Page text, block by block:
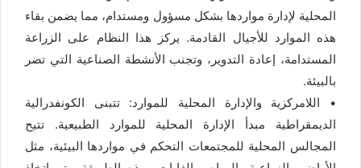
المحلية لإدارة مواردها بشكل مسؤول ومستدام، مما يضمن بقاء
هذه الموارد للأجيال القادمة. يركز هذا النظام على الزراعة
المستدامة، إعادة التدوير، وتجنب الأنشطة الصناعية التي تضر
بالبيئة.
• اللامركزية والإدارة المحلية للموارد: تتبنى الكونفدرالية
الديمقراطية مبدأ الإدارة المحلية للموارد الطبيعية. تتيح
المجالس المحلية للمجتمعات التحكم في مواردها البيئية، مثل